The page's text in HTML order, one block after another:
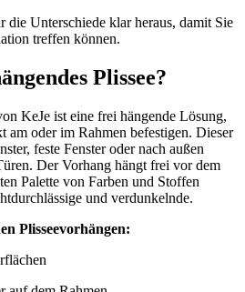
Unterschiede klar heraus, damit Sie
treffen können.
Plissee?
KeJe ist eine frei hängende Lösung,
am oder im Rahmen befestigen. Dieser
feste Fenster oder nach außen
Der Vorhang hängt frei vor dem
Palette von Farben und Stoffen
und verdunkelnde.
Plisseevorhängen: